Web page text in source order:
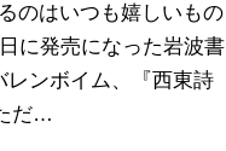
のはいつも嬉しいもの
に発売になった岩波書
レンボイム、『西東詩
だ…